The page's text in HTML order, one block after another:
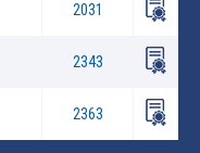
2031
2343
2363